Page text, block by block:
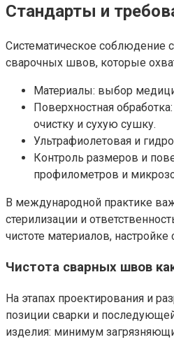
Стандарты и
Систематическое соблюдение
сварочных швов, которые
Материалы: выбор
Поверхностная
очистку и сухую сушку.
Ультрафиолетовая и
Контроль размеров и
профилометров и
В международной практике
стерилизации и
чистоте материалов,
Чистота сварных швов
На этапах проектирования и
позиции сварки и
изделия: минимум